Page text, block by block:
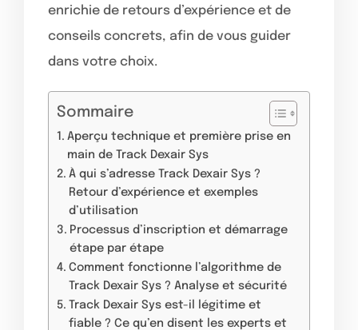
enrichie de retours d’expérience et de
conseils concrets, afin de vous guider
dans votre choix.
Sommaire
Aperçu technique et première prise en
main de Track Dexair Sys
À qui s’adresse Track Dexair Sys ?
Retour d’expérience et exemples
d’utilisation
Processus d’inscription et démarrage
étape par étape
Comment fonctionne l’algorithme de
Track Dexair Sys ? Analyse et sécurité
Track Dexair Sys est-il légitime et
fiable ? Ce qu’en disent les experts et